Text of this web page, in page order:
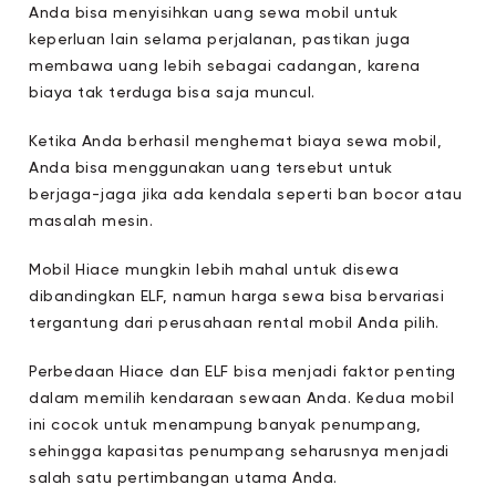
Anda bisa menyisihkan uang sewa mobil untuk
keperluan lain selama perjalanan, pastikan juga
membawa uang lebih sebagai cadangan, karena
biaya tak terduga bisa saja muncul.
Ketika Anda berhasil menghemat biaya sewa mobil,
Anda bisa menggunakan uang tersebut untuk
berjaga-jaga jika ada kendala seperti ban bocor atau
masalah mesin.
Mobil Hiace mungkin lebih mahal untuk disewa
dibandingkan ELF, namun harga sewa bisa bervariasi
tergantung dari perusahaan rental mobil Anda pilih.
Perbedaan Hiace dan ELF bisa menjadi faktor penting
dalam memilih kendaraan sewaan Anda. Kedua mobil
ini cocok untuk menampung banyak penumpang,
sehingga kapasitas penumpang seharusnya menjadi
salah satu pertimbangan utama Anda.